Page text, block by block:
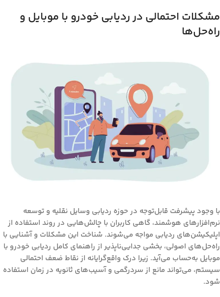
مشکلات احتمالی در ردیابی خودرو با موبایل و
راه‌حل‌ها
با وجود پیشرفت قابل‌توجه در حوزه ردیابی وسایل نقلیه و توسعه
نرم‌افزارهای هوشمند، گاهی کاربران با چالش‌هایی در روند استفاده از
اپلیکیشن‌های ردیابی مواجه می‌شوند. شناخت این مشکلات و آشنایی با
راه‌حل‌های اصولی، بخشی جدایی‌ناپذیر از راهنمای کامل ردیابی خودرو با
موبایل به‌حساب می‌آید. زیرا درک واقع‌گرایانه از نقاط ضعف احتمالی
سیستم، می‌تواند مانع از سردرگمی و آسیب‌های ثانویه در زمان استفاده
شود.